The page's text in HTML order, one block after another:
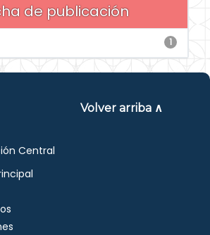
de publicación
1
Volver arriba ∧
Central